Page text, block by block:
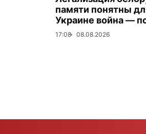
памяти понятны
Украине война —
17:08 08.08.2026